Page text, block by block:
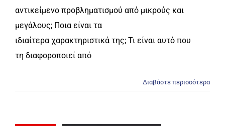
αντικείμενο προβληματισμού από μικρούς και
μεγάλους; Ποια είναι τα
ιδιαίτερα χαρακτηριστικά της; Τι είναι αυτό που
τη διαφοροποιεί από
Διαβάστε περισσότερα